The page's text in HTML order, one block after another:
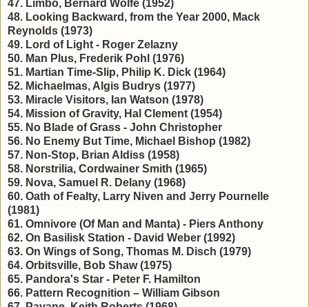
47. Limbo, Bernard Wolfe (1952)
48. Looking Backward, from the Year 2000, Mack
Reynolds (1973)
49. Lord of Light - Roger Zelazny
50. Man Plus, Frederik Pohl (1976)
51. Martian Time-Slip, Philip K. Dick (1964)
52. Michaelmas, Algis Budrys (1977)
53. Miracle Visitors, Ian Watson (1978)
54. Mission of Gravity, Hal Clement (1954)
55. No Blade of Grass - John Christopher
56. No Enemy But Time, Michael Bishop (1982)
57. Non-Stop, Brian Aldiss (1958)
58. Norstrilia, Cordwainer Smith (1965)
59. Nova, Samuel R. Delany (1968)
60. Oath of Fealty, Larry Niven and Jerry Pournelle
(1981)
61. Omnivore (Of Man and Manta) - Piers Anthony
62. On Basilisk Station - David Weber (1992)
63. On Wings of Song, Thomas M. Disch (1979)
64. Orbitsville, Bob Shaw (1975)
65. Pandora's Star - Peter F. Hamilton
66. Pattern Recognition – William Gibson